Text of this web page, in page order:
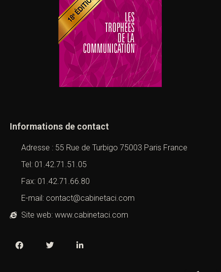
Informations de contact
Adresse : 55 Rue de Turbigo 75003 Paris France
Tel: 01.42.71.51.05
Fax: 01.42.71.66.80
E-mail: contact@cabinetaci.com
Site web: www.cabinetaci.com